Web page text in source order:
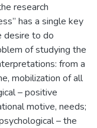
research
has a single key
desire to do
of studying the
from a
mobilization of all
– positive
motive, needs;
– the